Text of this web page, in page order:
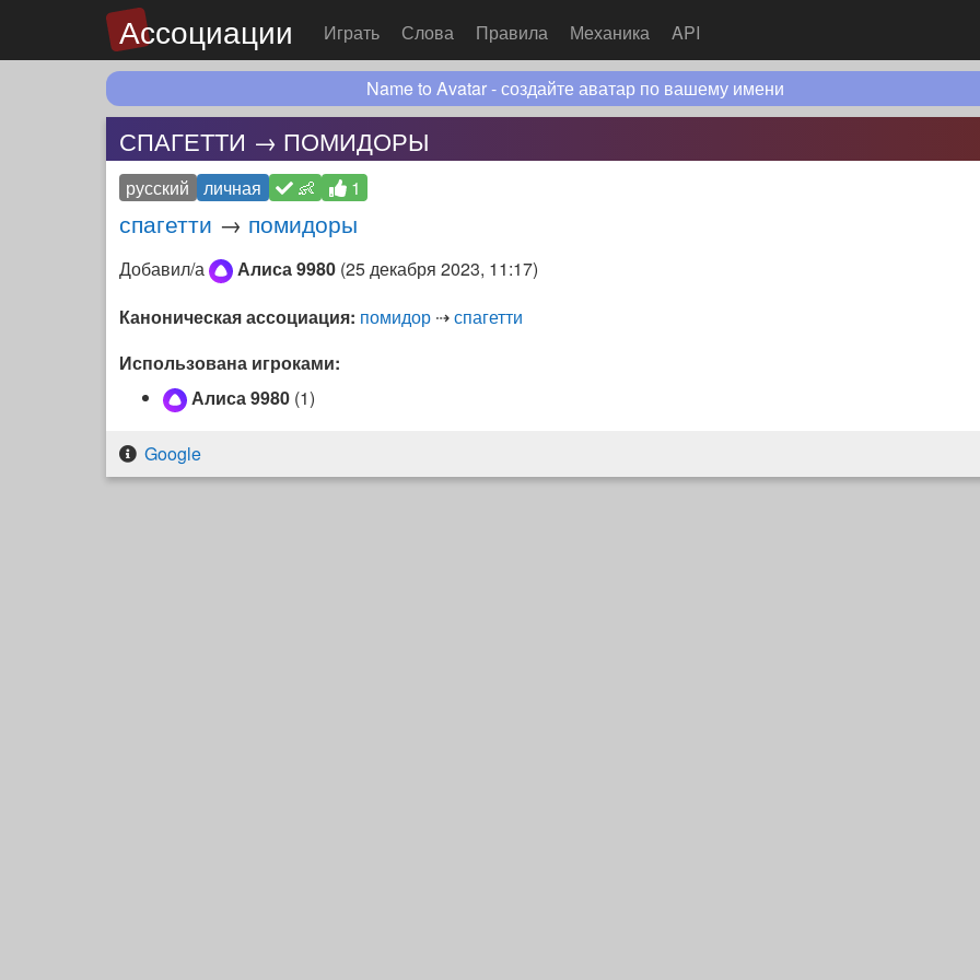
Ассоциации Играть Слова Правила Механика API
Name to Avatar - создайте аватар по вашему имени
СПАГЕТТИ → ПОМИДОРЫ
русский личная 👶 1
спагетти → помидоры
Добавил/а Алиса 9980 (25 декабря 2023, 11:17)
Каноническая ассоциация: помидор ⇢спагетти
Использована игроками:
Алиса 9980 (1)
Google